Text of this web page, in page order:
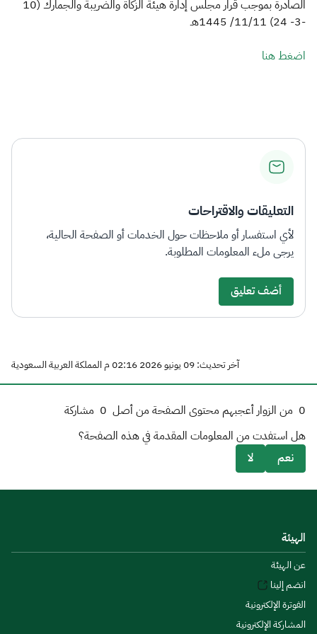
الإقرار الضريبي
التصرفات العقارية
-3- 24) 11/11/ 1445هـ
اضغط هنا​
التعليقات والاقتراحات
لأي استفسار أو ملاحظات حول الخدمات أو الصفحة الحالية،
يرجى ملء المعلومات المطلوبة.
أضف تعليق
آخر تحديث: 09 يونيو 2026 02:16 م المملكة العربية السعودية
0 من الزوار أعجبهم محتوى الصفحة من أصل 0 مشاركة
هل استفدت من المعلومات المقدمة في هذه الصفحة؟
نعم
لا
الهيئة
عن الهيئة
انضم إلينا
الفوترة الإلكترونية
المشاركة الإلكترونية